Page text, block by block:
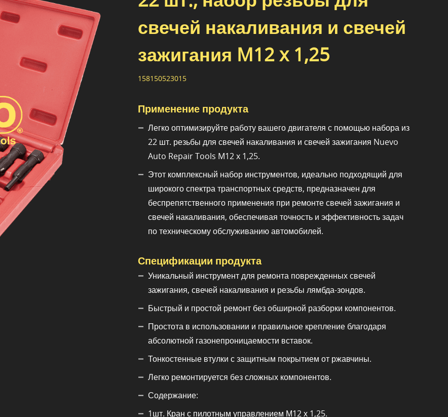
свечей накаливания и свечей
зажигания M12 x 1,25
158150523015
Применение продукта
Легко оптимизируйте работу вашего двигателя с помощью набора из
22 шт. резьбы для свечей накаливания и свечей зажигания Nuevo
Auto Repair Tools M12 x 1,25.
Этот комплексный набор инструментов, идеально подходящий для
широкого спектра транспортных средств, предназначен для
беспрепятственного применения при ремонте свечей зажигания и
свечей накаливания, обеспечивая точность и эффективность задач
по техническому обслуживанию автомобилей.
Спецификации продукта
Уникальный инструмент для ремонта поврежденных свечей
зажигания, свечей накаливания и резьбы лямбда-зондов.
Быстрый и простой ремонт без обширной разборки компонентов.
Простота в использовании и правильное крепление благодаря
абсолютной газонепроницаемости вставок.
Тонкостенные втулки с защитным покрытием от ржавчины.
Легко ремонтируется без сложных компонентов.
Содержание:
1шт. Кран с пилотным управлением М12 х 1,25.